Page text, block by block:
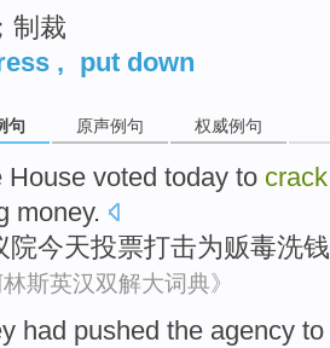
制裁
, put down
句 原声例句 权威例句
House voted today to
money.
院今天投票打击为贩毒洗
林斯英汉双解大词典》
had pushed the agency to